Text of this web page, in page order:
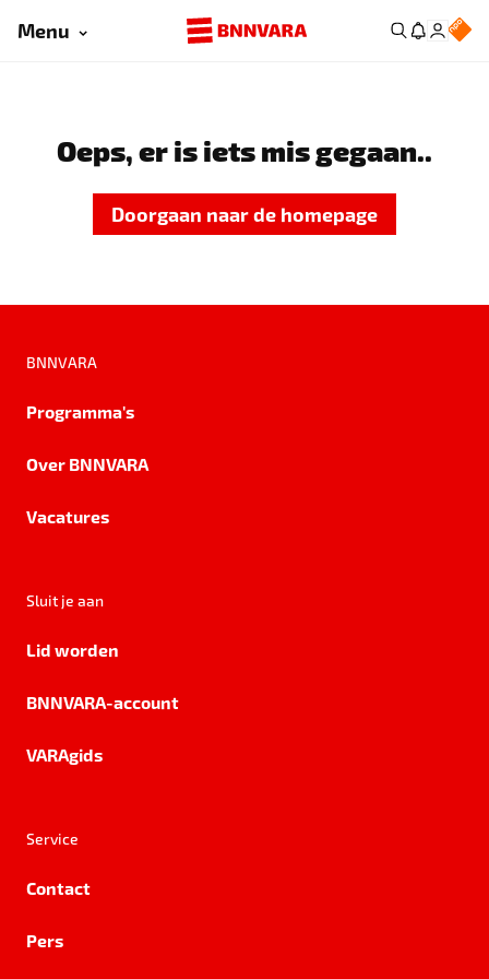
Menu
Oeps, er is iets mis gegaan..
Doorgaan naar de homepage
BNNVARA
Programma's
Over BNNVARA
Vacatures
Sluit je aan
Lid worden
BNNVARA-account
VARAgids
Service
Contact
Pers